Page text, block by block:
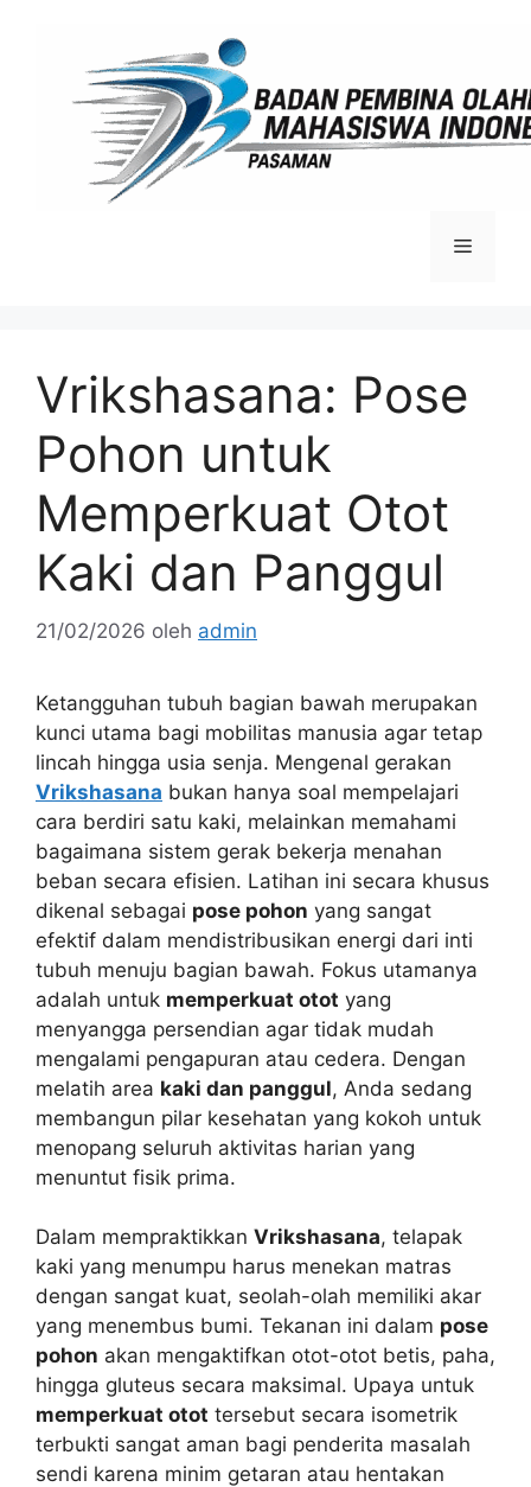
Menu
Vrikshasana: Pose
Pohon untuk
Memperkuat Otot
Kaki dan Panggul
21/02/2026 oleh admin
Ketangguhan tubuh bagian bawah merupakan
kunci utama bagi mobilitas manusia agar tetap
lincah hingga usia senja. Mengenal gerakan
Vrikshasana bukan hanya soal mempelajari
cara berdiri satu kaki, melainkan memahami
bagaimana sistem gerak bekerja menahan
beban secara efisien. Latihan ini secara khusus
dikenal sebagai pose pohon yang sangat
efektif dalam mendistribusikan energi dari inti
tubuh menuju bagian bawah. Fokus utamanya
adalah untuk memperkuat otot yang
menyangga persendian agar tidak mudah
mengalami pengapuran atau cedera. Dengan
melatih area kaki dan panggul, Anda sedang
membangun pilar kesehatan yang kokoh untuk
menopang seluruh aktivitas harian yang
menuntut fisik prima.
Dalam mempraktikkan Vrikshasana, telapak
kaki yang menumpu harus menekan matras
dengan sangat kuat, seolah-olah memiliki akar
yang menembus bumi. Tekanan ini dalam pose
pohon akan mengaktifkan otot-otot betis, paha,
hingga gluteus secara maksimal. Upaya untuk
memperkuat otot tersebut secara isometrik
terbukti sangat aman bagi penderita masalah
sendi karena minim getaran atau hentakan